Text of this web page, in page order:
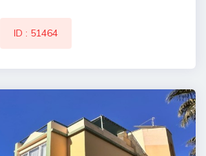
ID : 51464